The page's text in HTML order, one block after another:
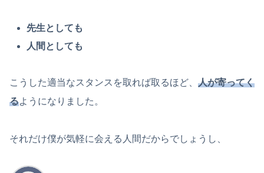
先生としても
人間としても
こうした適当なスタンスを取れば取るほど、 人が寄ってく
るようになりました。
それだけ僕が気軽に会える人間だからでしょうし、